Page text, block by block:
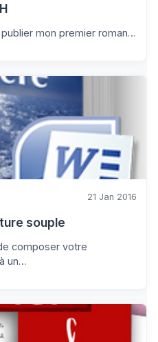
mon premier roman…
21 Jan 2016
souple
composer votre
un…